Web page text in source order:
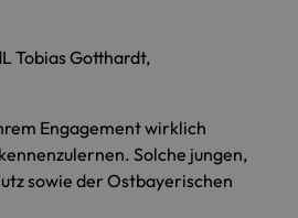
Tobias Gotthardt,
Engagement wirklich
Solche jungen,
sowie der Ostbayerischen